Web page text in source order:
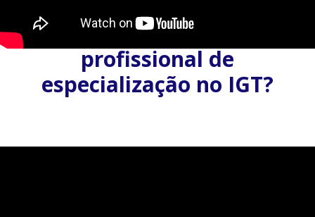
experiência
profissional de
especialização no IGT?